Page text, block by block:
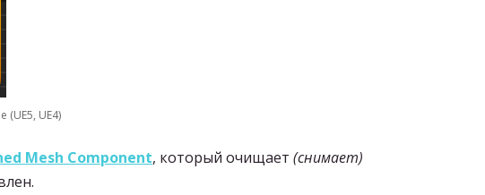
(UE5, UE4)
Mesh Component, который очищает (снимает)